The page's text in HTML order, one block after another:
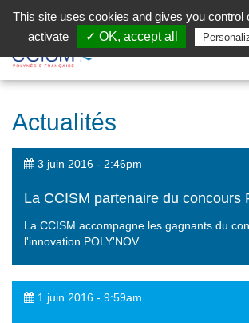
Facebook (Customer Chat) is disabled.
Actualités
3 juin 2016 - 2:46pm
La CCISM partenaire du concours
La CCISM accompagne les gagnants du
l'innovation POLY'NOV
1 juin 2016 - 9:59am
This site uses cookies and gives you control
activate
✓ OK, accept all